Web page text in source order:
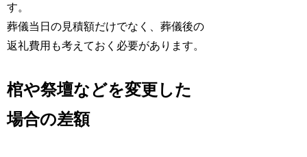
す。
葬儀当日の見積額だけでなく、葬儀後の
返礼費用も考えておく必要があります。
棺や祭壇などを変更した
場合の差額